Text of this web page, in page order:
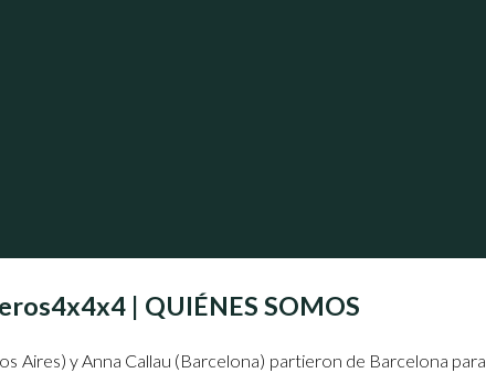
| QUIÉNES SOMOS
Aires) y Anna Callau (Barcelona) partieron de Barcelona para